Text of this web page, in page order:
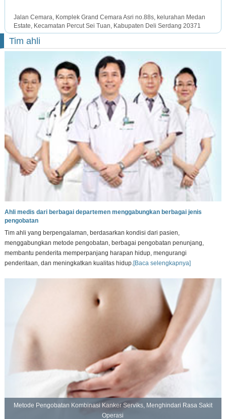
Jalan Cemara, Komplek Grand Cemara Asri no.88s, kelurahan Medan
Estate, Kecamatan Percut Sei Tuan, Kabupaten Deli Serdang 20371
Tim ahli
Ahli medis dari berbagai departemen menggabungkan berbagai jenis
pengobatan
Tim ahli yang berpengalaman, berdasarkan kondisi dari pasien,
menggabungkan metode pengobatan, berbagai pengobatan penunjang,
membantu penderita memperpanjang harapan hidup, mengurangi
penderitaan, dan meningkatkan kualitas hidup.[Baca selengkapnya]
Metode Pengobatan Kombinasi Kanker Serviks, Menghindari Rasa Sakit
Operasi